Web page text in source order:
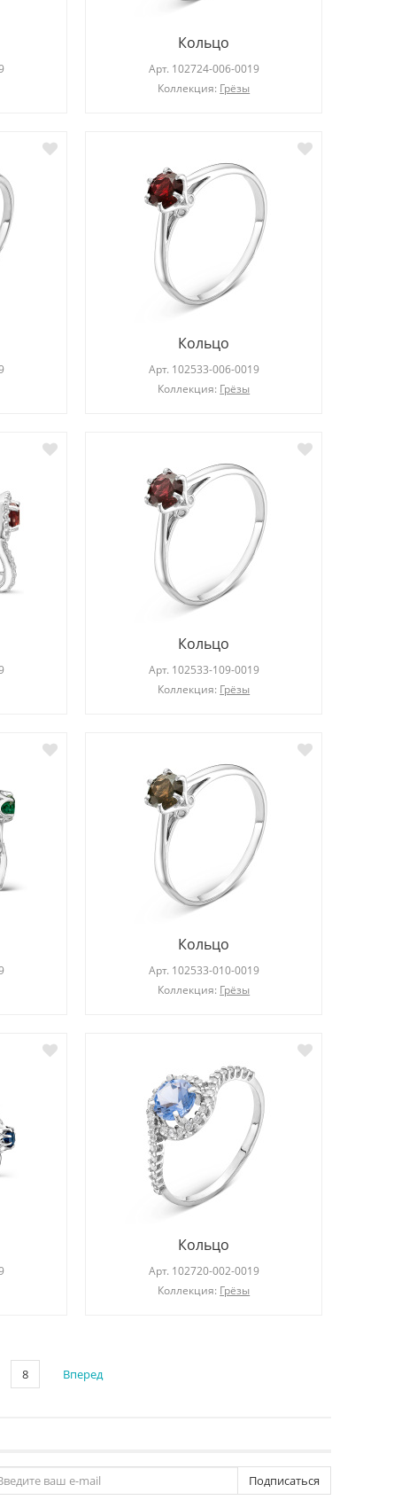
Кольцо
Арт. 102724-006-0019
Коллекция: Грёзы
Кольцо
Арт. 102533-006-0019
Коллекция: Грёзы
Кольцо
Арт. 102533-109-0019
Коллекция: Грёзы
Кольцо
Арт. 102533-010-0019
Коллекция: Грёзы
Кольцо
Арт. 102720-002-0019
Коллекция: Грёзы
8 Вперед
Подписаться